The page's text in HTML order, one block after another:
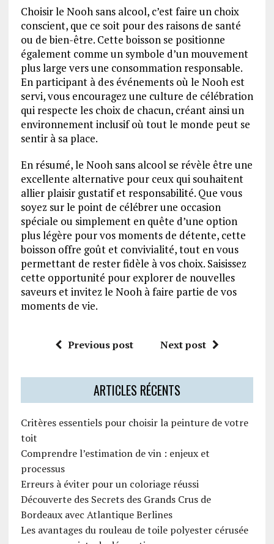
Choisir le Nooh sans alcool, c’est faire un choix
conscient, que ce soit pour des raisons de santé
ou de bien-être. Cette boisson se positionne
également comme un symbole d’un mouvement
plus large vers une consommation responsable.
En participant à des événements où le Nooh est
servi, vous encouragez une culture de célébration
qui respecte les choix de chacun, créant ainsi un
environnement inclusif où tout le monde peut se
sentir à sa place.
En résumé, le Nooh sans alcool se révèle être une
excellente alternative pour ceux qui souhaitent
allier plaisir gustatif et responsabilité. Que vous
soyez sur le point de célébrer une occasion
spéciale ou simplement en quête d’une option
plus légère pour vos moments de détente, cette
boisson offre goût et convivialité, tout en vous
permettant de rester fidèle à vos choix. Saisissez
cette opportunité pour explorer de nouvelles
saveurs et invitez le Nooh à faire partie de vos
moments de vie.
Previous post Next post
ARTICLES RÉCENTS
Critères essentiels pour choisir la peinture de votre
toit
Comprendre l’estimation de vin : enjeux et
processus
Erreurs à éviter pour un coloriage réussi
Découverte des Secrets des Grands Crus de
Bordeaux avec Atlantique Berlines
Les avantages du rouleau de toile polyester cérusée